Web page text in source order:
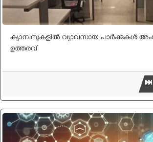
ക്യാമ്പസുകളില്‍ വ്യാവസായ പാര്‍ക്കുകള്‍
ഉത്തരവ്